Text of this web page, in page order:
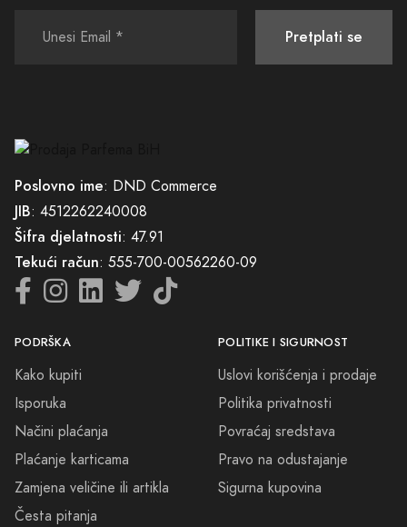
Black Friday iskustvu. Priključite se slave mirisa i izabrati ono što će
vas inspirisati, a za više informacija o nevjerojatnim akcijama posjetite
Pretplati se
Poslovno ime: DND Commerce
JIB: 4512262240008
Šifra djelatnosti: 47.91
Tekući račun: 555-700-00562260-09
PODRŠKA
Kako kupiti
Isporuka
Načini plaćanja
Plaćanje karticama
Zamjena veličine ili artikla
Česta pitanja
POLITIKE I SIGURNOST
Uslovi korišćenja i prodaje
Politika privatnosti
Povraćaj sredstava
Pravo na odustajanje
Sigurna kupovina